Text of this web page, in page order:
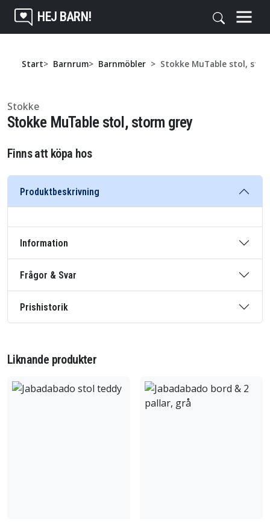
HEJ BARN!
Start Barnrum Barnmöbler Stokke MuTable stol,
Stokke
Stokke MuTable stol, storm grey
Finns att köpa hos
Produktbeskrivning
Information
Frågor & Svar
Prishistorik
Liknande produkter